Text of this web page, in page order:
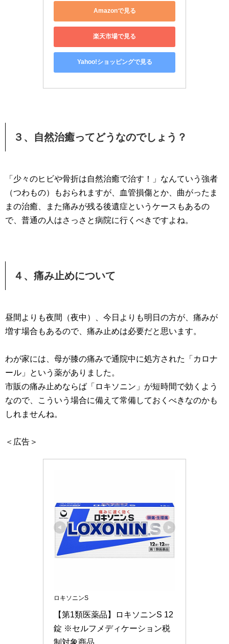
Amazonで見る
楽天市場で見る
Yahoo!ショッピングで見る
３、自然治癒ってどうなのでしょう？
「少々のヒビや骨折は自然治癒で治す！」なんていう強者
（つわもの）もおられますが、血管損傷とか、曲がったま
まの治癒、また痛みが残る後遺症というケースもあるの
で、普通の人はさっさと病院に行くべきですよね。
４、痛み止めについて
昼間よりも夜間（夜中）、今日よりも明日の方が、痛みが
増す場合もあるので、痛み止めは必要だと思います。
わが家には、母が膝の痛みで通院中に処方された「カロナ
ール」という薬がありました。
市販の痛み止めならば「ロキソニン」が短時間で効くよう
なので、こういう場合に備えて常備しておくべきなのかも
しれませんね。
＜広告＞
ロキソニンS
【第1類医薬品】ロキソニンS 12
錠 ※セルフメディケーション税
制対象商品